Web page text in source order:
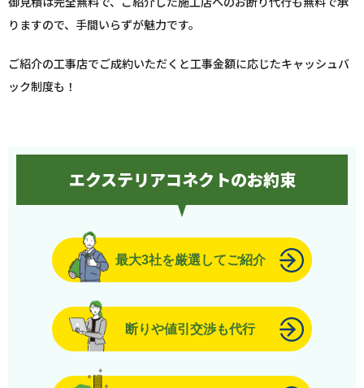
りますので、手間いらずが魅力です。
ご紹介の工事店でご成約いただくと工事金額に応じたキャッシュバ
ック制度も！
エクステリアコネクトのお約束
最大3社を厳選してご紹介
断りや値引交渉も代行